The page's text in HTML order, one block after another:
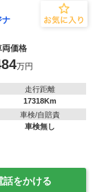
ナ
両価格
万円
走行距離
17318Km
車検/自賠責
車検無し
話をかける